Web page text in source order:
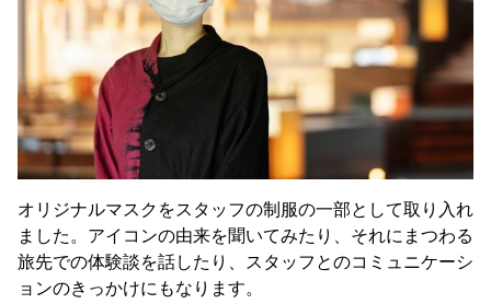
オリジナルマスクをスタッフの制服の一部として取り入れ
ました。アイコンの由来を聞いてみたり、それにまつわる
旅先での体験談を話したり、スタッフとのコミュニケーシ
ョンのきっかけにもなります。